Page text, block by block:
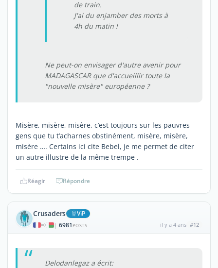
de train.
J'ai du enjamber des morts à
4h du matin !
Ne peut-on envisager d'autre avenir pour
MADAGASCAR que d'accueillir toute la
"nouvelle misère" européenne ?
Misère, misère, misère, c’est toujours sur les pauvres
gens que tu t’acharnes obstinément, misère, misère,
misère …. Certains ici cite Bebel, je me permet de citer
un autre illustre de la même trempe .
Réagir Répondre
Crusaders ViP
| 6981 POSTS il y a 4 ans #12
Delodanlegaz a écrit: